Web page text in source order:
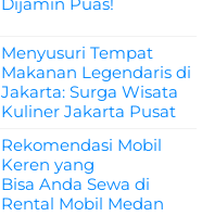
Menyusuri Tempat
Makanan Legendaris di
Jakarta: Surga Wisata
Kuliner Jakarta Pusat
Rekomendasi Mobil
Keren yang
Bisa Anda Sewa di
Rental Mobil Medan